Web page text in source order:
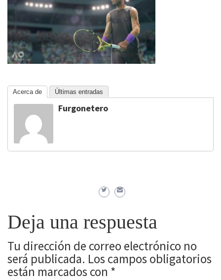
Acerca de Últimas entradas
Furgonetero
Deja una respuesta
Tu dirección de correo electrónico no
será publicada. Los campos obligatorios
están marcados con *